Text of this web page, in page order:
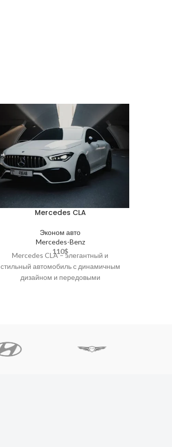
Mercedes CLA
Эконом авто
Mercedes-Benz
110$
Mercedes CLA – элегантный и
стильный автомобиль с динамичным
дизайном и передовыми